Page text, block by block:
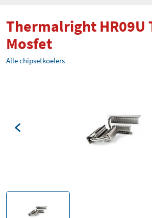
Thermalright HR09U
Mosfet
Alle chipsetkoelers